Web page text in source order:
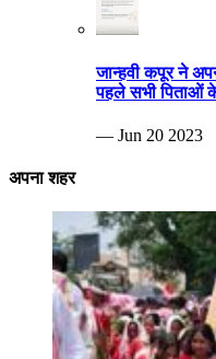
जान्हवी कपूर ने
पहले सभी पिताओं
— Jun 20 2023
अपना शहर